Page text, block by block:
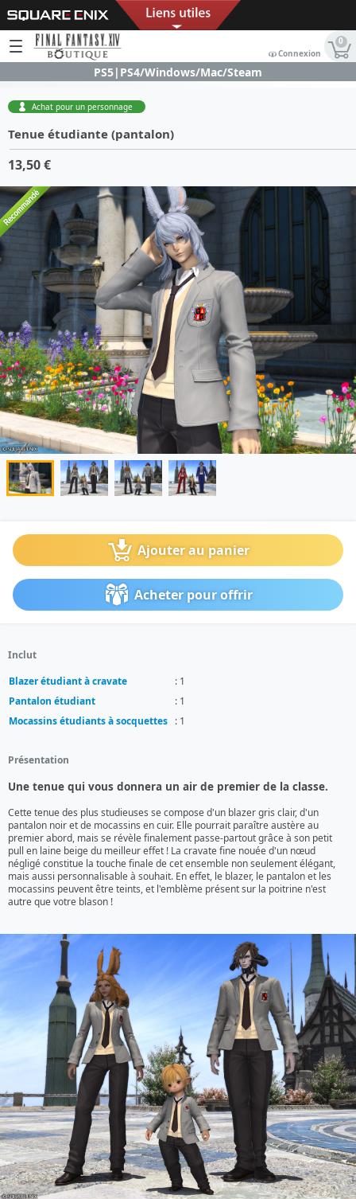
Connexion
0
PS5|PS4/Windows/Mac/Steam
Achat pour un personnage
Tenue étudiante (pantalon)
13,50 €
Ajouter au panier
Acheter pour offrir
Inclut
Blazer étudiant à cravate
: 1
Pantalon étudiant
: 1
Mocassins étudiants à socquettes : 1
Présentation
Une tenue qui vous donnera un air de premier de la classe.
Cette tenue des plus studieuses se compose d'un blazer gris clair, d'un
pantalon noir et de mocassins en cuir. Elle pourrait paraître austère au
premier abord, mais se révèle finalement passe-partout grâce à son petit
pull en laine beige du meilleur effet ! La cravate fine nouée d'un nœud
négligé constitue la touche finale de cet ensemble non seulement élégant,
mais aussi personnalisable à souhait. En effet, le blazer, le pantalon et les
mocassins peuvent être teints, et l'emblème présent sur la poitrine n'est
autre que votre blason !